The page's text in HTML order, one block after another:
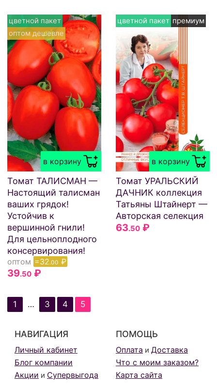
в корзину
цветной пакет
оптом дешевле
Томат ТАЛИСМАН —
Настоящий талисман
ваших грядок!
Устойчив к
вершинной гнили!
Для цельноплодного
консервирования!
оптом =32.00 ₽
39.50 ₽
в корзину
цветной пакет премиум
Томат УРАЛЬСКИЙ
ДАЧНИК коллекция
Татьяны Штайнерт —
Авторская селекция
63.50 ₽
1 … 3 4 5
НАВИГАЦИЯ
Личный кабинет
Блог компании
Акции и Супервыгода
ПОМОЩЬ
Оплата и Доставка
Что с моим заказом?
Карта сайта